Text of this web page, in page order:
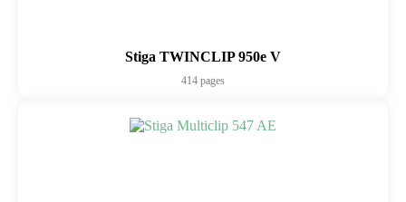
Stiga TWINCLIP 950e V
414 pages